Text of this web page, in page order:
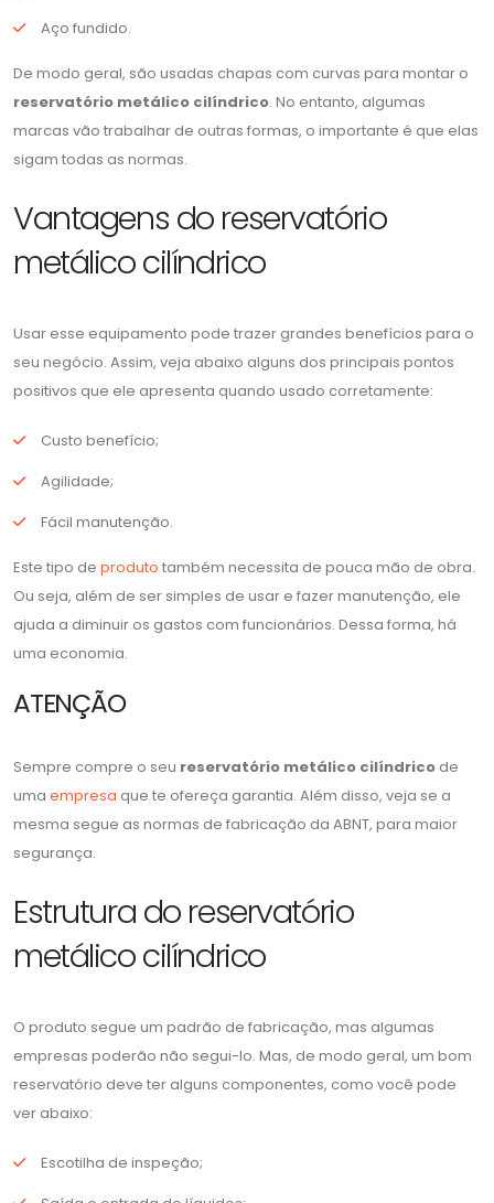
Aço fundido.
De modo geral, são usadas chapas com curvas para montar o
reservatório metálico cilíndrico. No entanto, algumas
marcas vão trabalhar de outras formas, o importante é que elas
sigam todas as normas.
Vantagens do reservatório
metálico cilíndrico
Usar esse equipamento pode trazer grandes benefícios para o
seu negócio. Assim, veja abaixo alguns dos principais pontos
positivos que ele apresenta quando usado corretamente:
Custo benefício;
Agilidade;
Fácil manutenção.
Este tipo de produto também necessita de pouca mão de obra.
Ou seja, além de ser simples de usar e fazer manutenção, ele
ajuda a diminuir os gastos com funcionários. Dessa forma, há
uma economia.
ATENÇÃO
Sempre compre o seu reservatório metálico cilíndrico de
uma empresa que te ofereça garantia. Além disso, veja se a
mesma segue as normas de fabricação da ABNT, para maior
segurança.
Estrutura do reservatório
metálico cilíndrico
O produto segue um padrão de fabricação, mas algumas
empresas poderão não segui-lo. Mas, de modo geral, um bom
reservatório deve ter alguns componentes, como você pode
ver abaixo:
Escotilha de inspeção;